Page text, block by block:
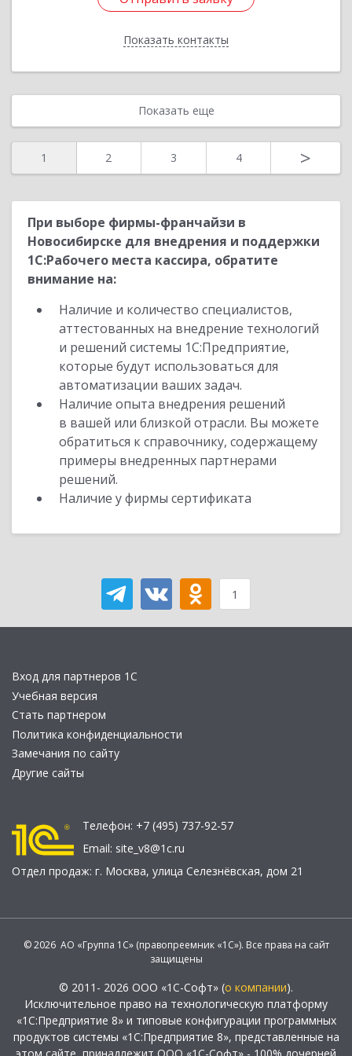
Показать контакты
Назад
Показать еще
1 2 3 4 >
При выборе фирмы-франчайзи в
Новосибирске для внедрения и поддержки
1С:Рабочего места кассира, обратите
внимание на:
Наличие и количество специалистов,
аттестованных на внедрение технологий
и решений системы 1С:Предприятие,
которые будут использоваться для
автоматизации ваших задач.
Наличие опыта внедрения решений
в вашей или близкой отрасли. Вы можете
обратиться к справочнику, содержащему
примеры внедренных партнерами
решений.
Наличие у фирмы сертификата
1
Вход для партнеров 1С
Учебная версия
Стать партнером
Политика конфиденциальности
Замечания по сайту
Другие сайты
Телефон: +7 (495) 737-92-57
Email: site_v8@1c.ru
Отдел продаж: г. Москва, улица Селезнёвская, дом 21
© 2026 АО «Группа 1С» (правопреемник «1С»). Все права на сайт
защищены
© 2011- 2026 ООО «1С-Софт» (о компании).
Исключительное право на технологическую платформу
«1С:Предприятие 8» и типовые конфигурации программных
продуктов системы «1С:Предприятие 8», представленные на